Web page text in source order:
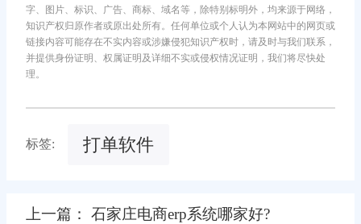
字、图片、标识、广告、商标、域名等，除特别标明外，均来源于网络，
知识产权归原作者或原出处所有。任何单位或个人认为本网站中的网页或
链接内容可能存在不实内容或涉嫌侵犯知识产权时，请及时与我们联系，
并提供身份证明、权属证明及详细不实或侵权情况证明，我们将尽快处
理。
标签: 打单软件
上一篇： 石家庄电商erp系统哪家好?